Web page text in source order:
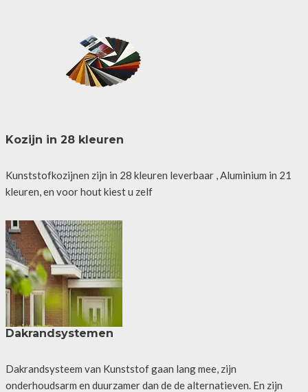
Kozijn in 28 kleuren
Kunststofkozijnen zijn in 28 kleuren leverbaar , Aluminium in 21
kleuren, en voor hout kiest u zelf
Dakrandsystemen
Dakrandsysteem van Kunststof gaan lang mee, zijn
onderhoudsarm en duurzamer dan de de alternatieven. En zijn